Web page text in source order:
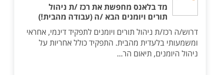
מד בלאנס מחפשת את רכז /ת ניהול
תורים ויומנים הבא /ה (עבודה מהבית!)
דרוש/ה רכז/ת ניהול תורים ויומנים לתפקיד דינמי, אחראי
ומשמעותי בלעדית מהבית. התפקיד כולל אחריות על
ניהול היומנים, תיאום הר...